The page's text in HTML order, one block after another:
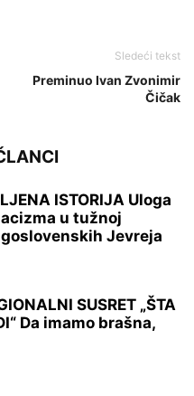
Sledeći tekst
Preminuo Ivan Zvonimir
Čičak
ISTORIJA Uloga
u tužnoj
Jevreja
SUSRET „ŠTA
Da imamo brašna,